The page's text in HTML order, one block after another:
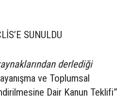
SUNULDU
derlediği
ve Toplumsal
Dair Kanun Teklifi”